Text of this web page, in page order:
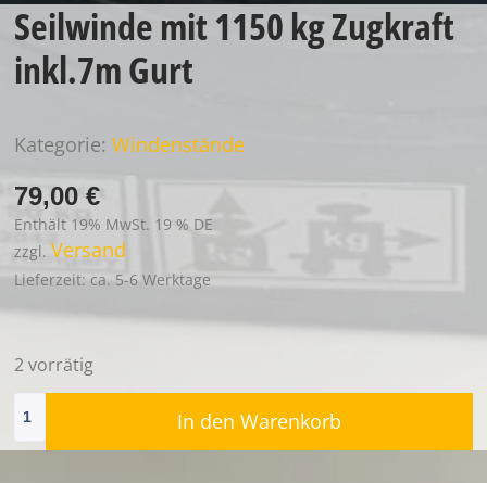
Seilwinde mit 1150 kg Zugkraft
inkl.7m Gurt
Kategorie:Windenstände
79,00€
Enthält 19% MwSt. 19 % DE
zzgl.Versand
Lieferzeit: ca. 5-6 Werktage
2 vorrätig
In den Warenkorb
Alternative: